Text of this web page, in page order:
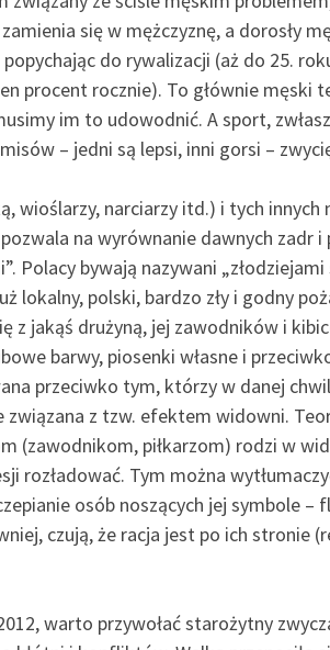
się w mężczyznę, a dorosły
do rywalizacji (aż do 25.
procent rocznie). To głównie
im to udowodnić. A sport,
– jedni są lepsi, inni gorsi –
wioślarzy, narciarzy itd.) i tych
na wyrównanie dawnych
Polacy bywają nazywani
lokalny, polski, bardzo zły i godny
z jakąś drużyną, jej zawodników i
barwy, piosenki własne i
przeciwko tym, którzy w danej
z tzw. efektem widowni.
(zawodnikom, piłkarzom) rodzi w
rozładować. Tym można
osób noszących jej symbole
czują, że racja jest po ich stronie
warto przywołać starożytny